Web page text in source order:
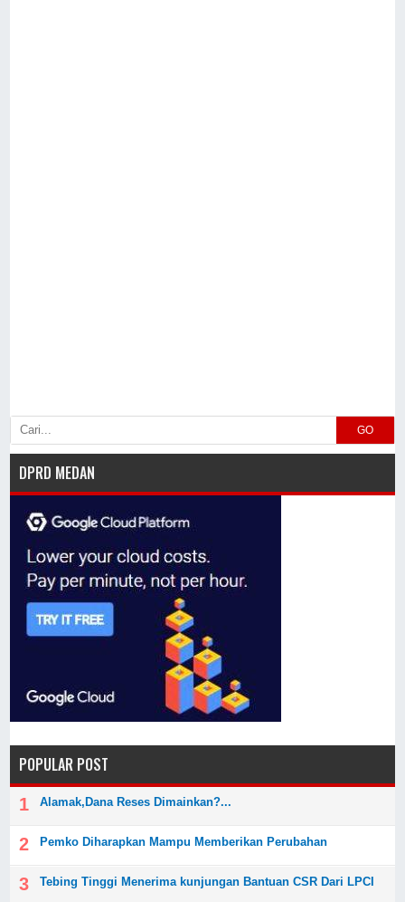
GO
DPRD MEDAN
POPULAR POST
Alamak,Dana Reses Dimainkan?...
Pemko Diharapkan Mampu Memberikan Perubahan
Tebing Tinggi Menerima kunjungan Bantuan CSR Dari LPCI